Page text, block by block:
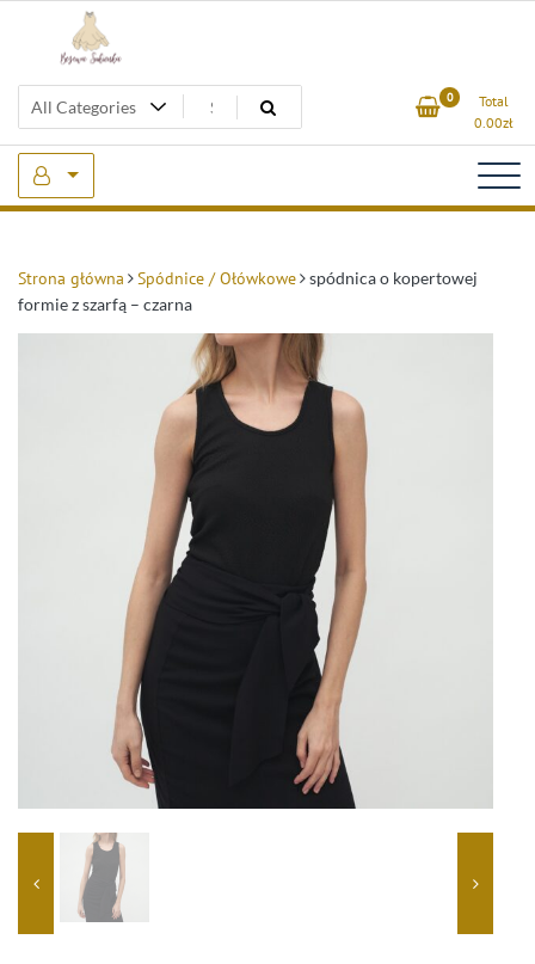
Beżowa Sukienka 0
Total
0.00zł
Strona główna Spódnice / Ołówkowe
spódnica o kopertowej
formie z szarfą – czarna